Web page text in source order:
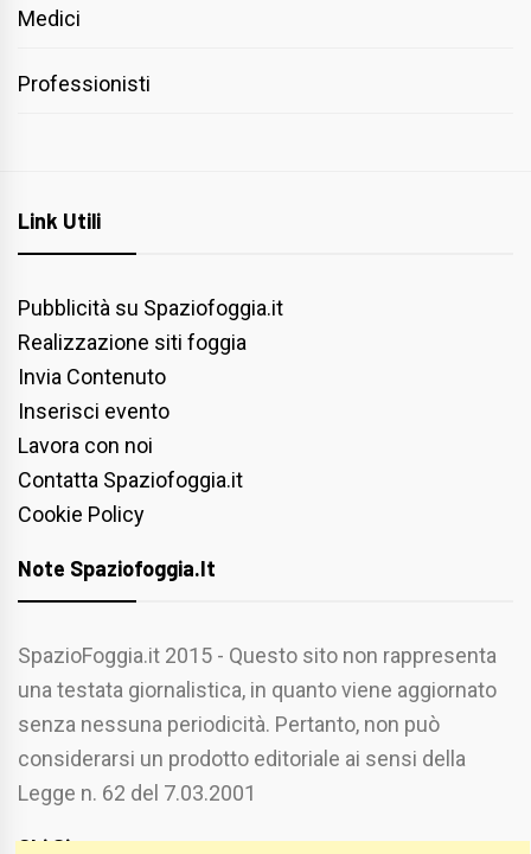
Medici
Professionisti
Link Utili
Pubblicità su Spaziofoggia.it
Realizzazione siti foggia
Invia Contenuto
Inserisci evento
Lavora con noi
Contatta Spaziofoggia.it
Cookie Policy
Note Spaziofoggia.it
SpazioFoggia.it 2015 - Questo sito non rappresenta
una testata giornalistica, in quanto viene aggiornato
senza nessuna periodicità. Pertanto, non può
considerarsi un prodotto editoriale ai sensi della
Legge n. 62 del 7.03.2001
Chi Siamo